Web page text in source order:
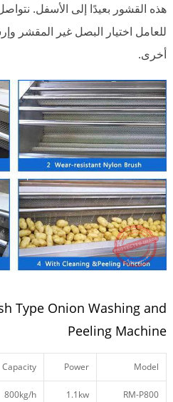
هذه القشور بعيدًا إلى الأسفل.
للعامل اختيار البصل غير المقشر
أخرى.
Type Onion Washing and
Peeling Machine
Model
Power
Capacity
RM-P800
1.1kw
800kg/h